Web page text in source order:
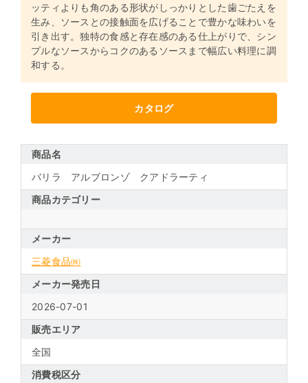
ッティよりも角のある形状がしっかりとした歯ごたえを
生み、ソースとの接触面を広げることで豊かな味わいを
引き出す。独特の食感と存在感のある仕上がりで、シン
プルなソースからコクのあるソースまで幅広い料理に調
和する。
カタログ
商品名
バリラ アルブロンゾ クアドラーティ
商品カテゴリー
メーカー
三菱食品㈱
メーカー発売日
2026-07-01
販売エリア
全国
消費税区分